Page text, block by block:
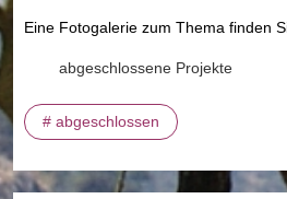
Eine Fotogalerie zum Thema finden
abgeschlossene Projekte
# abgeschlossen